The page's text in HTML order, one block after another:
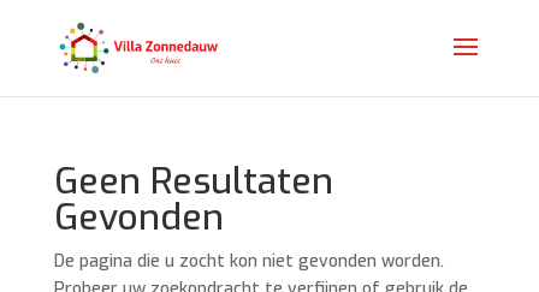
Geen Resultaten
Gevonden
De pagina die u zocht kon niet gevonden worden.